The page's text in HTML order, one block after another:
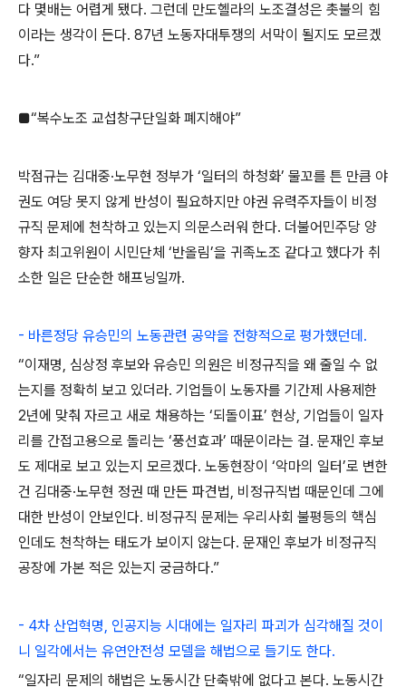
다 몇배는 어렵게 됐다. 그런데 만도헬라의 노조결성은 촛불의 힘
이라는 생각이 든다. 87년 노동자대투쟁의 서막이 될지도 모르겠
다.”
■“복수노조 교섭창구단일화 폐지해야”
박점규는 김대중·노무현 정부가 ‘일터의 하청화’ 물꼬를 튼 만큼 야
권도 여당 못지 않게 반성이 필요하지만 야권 유력주자들이 비정
규직 문제에 천착하고 있는지 의문스러워 한다. 더불어민주당 양
향자 최고위원이 시민단체 ‘반올림’을 귀족노조 같다고 했다가 취
소한 일은 단순한 해프닝일까.
- 바른정당 유승민의 노동관련 공약을 전향적으로 평가했던데.
“이재명, 심상정 후보와 유승민 의원은 비정규직을 왜 줄일 수 없
는지를 정확히 보고 있더라. 기업들이 노동자를 기간제 사용제한
2년에 맞춰 자르고 새로 채용하는 ‘되돌이표’ 현상, 기업들이 일자
리를 간접고용으로 돌리는 ‘풍선효과’ 때문이라는 걸. 문재인 후보
도 제대로 보고 있는지 모르겠다. 노동현장이 ‘악마의 일터’로 변한
건 김대중·노무현 정권 때 만든 파견법, 비정규직법 때문인데 그에
대한 반성이 안보인다. 비정규직 문제는 우리사회 불평등의 핵심
인데도 천착하는 태도가 보이지 않는다. 문재인 후보가 비정규직
공장에 가본 적은 있는지 궁금하다.”
- 4차 산업혁명, 인공지능 시대에는 일자리 파괴가 심각해질 것이
니 일각에서는 유연안전성 모델을 해법으로 들기도 한다.
“일자리 문제의 해법은 노동시간 단축밖에 없다고 본다. 노동시간